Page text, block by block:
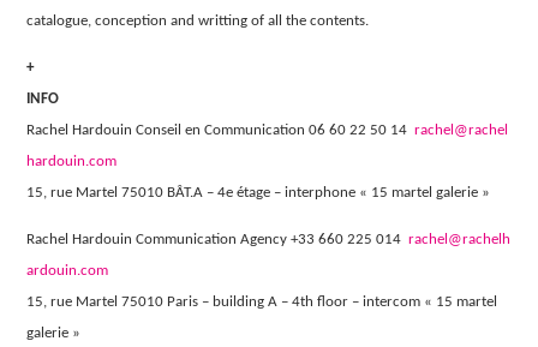
catalogue, conception and writting of all the contents.
+
INFO
Rachel Hardouin Conseil en Communication 06 60 22 50 14 rachel@rachel
hardouin.com
15, rue Martel 75010 BÂT.A – 4e étage – interphone « 15 martel galerie »
Rachel Hardouin Communication Agency +33 660 225 014 rachel@rachelh
ardouin.com
15, rue Martel 75010 Paris – building A – 4th floor – intercom « 15 martel
galerie »